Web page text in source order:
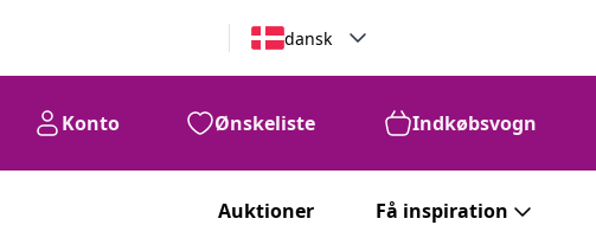
dansk
Konto Ønskeliste Indkøbsvogn
Auktioner Få inspiration